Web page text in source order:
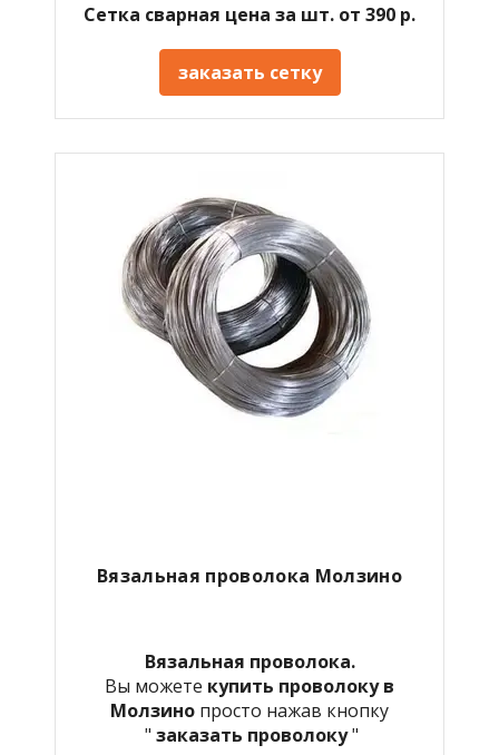
Сетка сварная цена за шт. от 390 р.
заказать сетку
Вязальная проволока Молзино
Вязальная проволока.
Вы можете купить проволоку в
Молзино просто нажав кнопку
" заказать проволоку"